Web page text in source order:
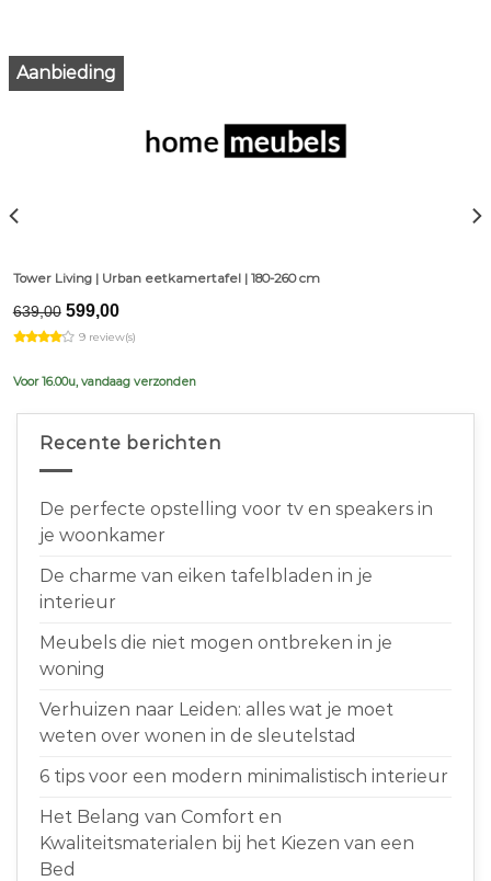
Aanbieding
Tower Living | Urban eetkamertafel | 180-260 cm
639,00 Original
price
was:
599,00Current
is:
9 review(s)
Voor 16.00u, vandaag verzonden
Recente berichten
De perfecte opstelling voor tv en speakers in
je woonkamer
De charme van eiken tafelbladen in je
interieur
Meubels die niet mogen ontbreken in je
woning
Verhuizen naar Leiden: alles wat je moet
weten over wonen in de sleutelstad
6 tips voor een modern minimalistisch interieur
Het Belang van Comfort en
Kwaliteitsmaterialen bij het Kiezen van een
Bed